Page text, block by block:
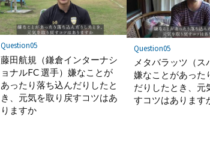
Question05
藤田航規（鎌倉インターナシ
ョナルFC 選手）嫌なことが
あったり落ち込んだりしたと
き、元気を取り戻すコツはあ
りますか
Question05
メタバラッツ（ス
嫌なことがあった
だりしたとき、元
すコツはあります